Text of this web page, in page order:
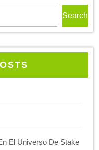
Search
El Universo De Stake